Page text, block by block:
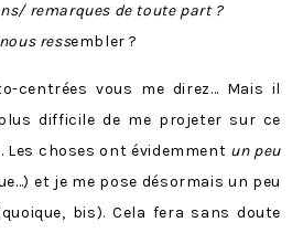
remarques de toute part ?
ressembler ?
centrées vous me direz… Mais il
difficile de me projeter sur ce
Les choses ont évidemment un peu
et je me pose désormais un peu
bis). Cela fera sans doute